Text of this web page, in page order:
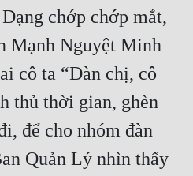
chớp chớp mắt,
Mạnh Nguyệt Minh
cô ta “Đàn chị, cô
thủ thời gian, ghèn
để cho nhóm đàn
Quản Lý nhìn thấy